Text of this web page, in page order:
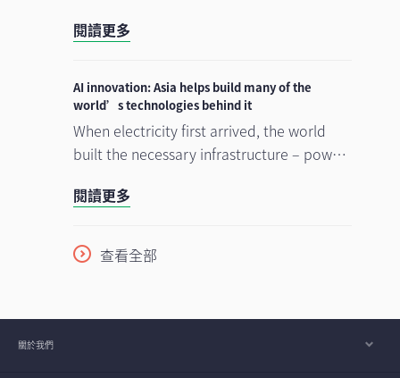
and materials to manufacturing and
smartphone chip alone spans many
countries across continents, creating
tremendous opportunities for companies,
consumers, and investors. With
backbone of an artificial intelligence (AI)
this sector is key to unlocking where the
next wave of technology competition is
閱讀更多
AI innovation: Asia helps build many of the
world’s technologies behind it
When electricity first arrived, the world
built the necessary infrastructure – power
transformation could take hold. A similar
intelligence (AI). Today's massive
investment in chips, data centres, and
potential expansion in AI application that
閱讀更多
查看全部
關於我們